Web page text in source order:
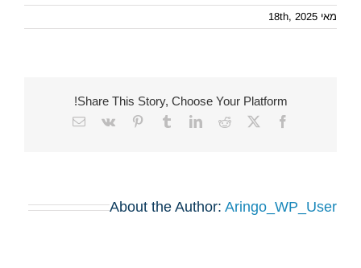
מאי 18th, 2025
Share This Story, Choose Your Platform!
Facebook
X
Reddit
LinkedIn
Tumblr
Pinterest
Vk
Email
About the Author: Aringo_WP_User